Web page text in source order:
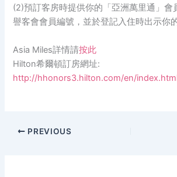
(2)預訂客房時提供你的「亞洲萬里通」會
譽客會會員編號，並於登記入住時出示你
Asia Miles詳情請按此
Hilton希爾頓訂房網址:
http://hhonors3.hilton.com/en/
PREVIOUS